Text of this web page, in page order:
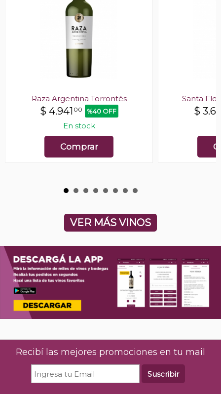
Raza Argentina Torrontés
$ 4.941 00 %40 OFF
En stock
Comprar
Santa
$
VER MÁS VINOS
Recibí las mejores promociones en tu mail
Suscribir